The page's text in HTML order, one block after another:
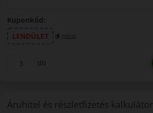
Kuponkód:
LENDÜLET
másol
db
Áruhitel és részletfizetés kalkulátor